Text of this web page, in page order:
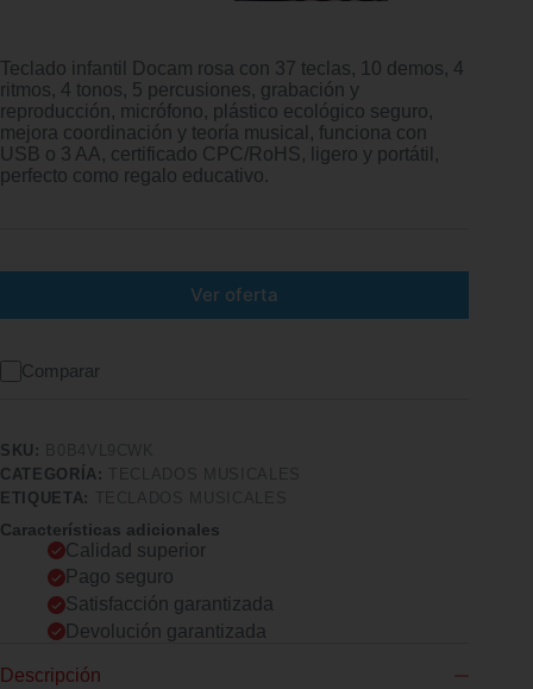
Teclado infantil Docam rosa con 37 teclas, 10 demos, 4
ritmos, 4 tonos, 5 percusiones, grabación y
reproducción, micrófono, plástico ecológico seguro,
mejora coordinación y teoría musical, funciona con
USB o 3 AA, certificado CPC/RoHS, ligero y portátil,
perfecto como regalo educativo.
Ver oferta
Comparar
SKU:
CATEGORÍA:
ETIQUETA:
Características adicionales
Calidad superior
Pago seguro
Satisfacción garantizada
Devolución garantizada
Descripción